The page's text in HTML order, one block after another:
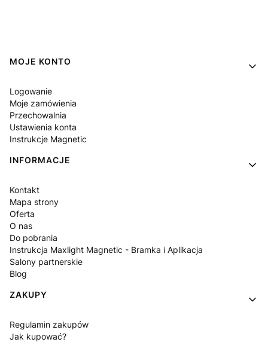
Linki w stopce
MOJE KONTO
Logowanie
Moje zamówienia
Przechowalnia
Ustawienia konta
Instrukcje Magnetic
INFORMACJE
Kontakt
Mapa strony
Oferta
O nas
Do pobrania
Instrukcja Maxlight Magnetic - Bramka i Aplikacja
Salony partnerskie
Blog
ZAKUPY
Regulamin zakupów
Jak kupować?